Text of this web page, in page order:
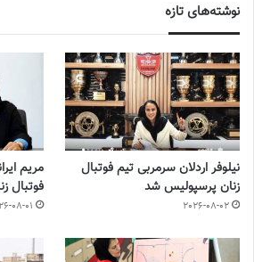
نوشته‌های تازه
نیلوفر اردلان سرمربی تیم فوتبال
زنان پرسپولیس شد
2026-08-02
مریم
فوتبال
08-01